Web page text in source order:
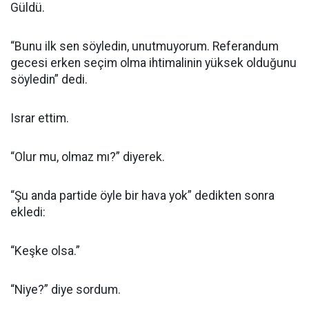
Güldü.
“Bunu ilk sen söyledin, unutmuyorum. Referandum
gecesi erken seçim olma ihtimalinin yüksek olduğunu
söyledin” dedi.
Israr ettim.
“Olur mu, olmaz mı?” diyerek.
“Şu anda partide öyle bir hava yok” dedikten sonra
ekledi:
“Keşke olsa.”
“Niye?” diye sordum.